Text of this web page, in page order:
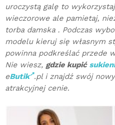
uroczystą galę to
wieczorowe ale pamietaj,
torba damska . Podczas
modelu kieruj się własnym
powinna podkreślać przede
Nie wiesz, gdzie kupić
eButik .pl i znajdź swój
atrakcyjnej cenie.